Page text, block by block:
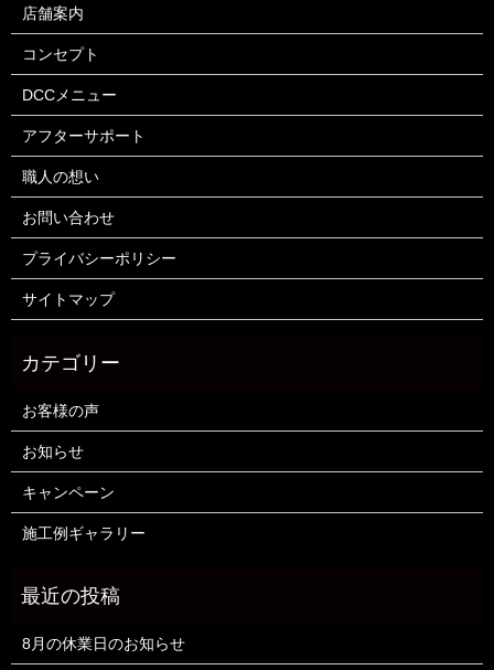
店舗案内
コンセプト
DCCメニュー
アフターサポート
職人の想い
お問い合わせ
プライバシーポリシー
サイトマップ
お客様の声
お知らせ
キャンペーン
施工例ギャラリー
8月の休業日のお知らせ